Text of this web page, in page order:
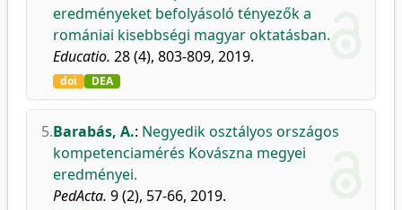
eredményeket befolyásoló tényezők a
romániai kisebbségi magyar oktatásban.
Educatio. 28 (4), 803-809, 2019.
doi DEA
5.Barabás, A.: Negyedik osztályos országos
kompetenciamérés Kovászna megyei
eredményei.
PedActa. 9 (2), 57-66, 2019.